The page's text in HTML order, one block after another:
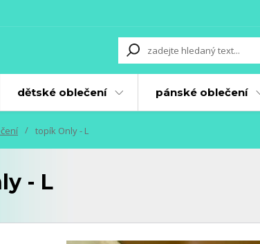
dětské oblečení pánské oblečení
topík Only - L
- L